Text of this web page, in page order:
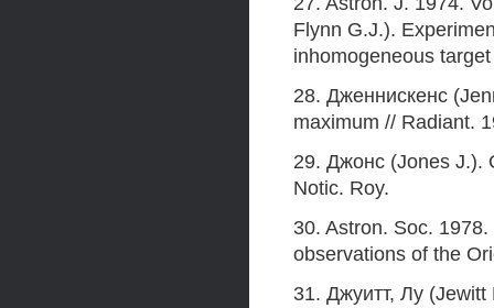
Flynn G.J.).
inhomogeneous
28. Дженнискенс
maximum // Radiant.
29. Джонс (Jones J.).
Notic. Roy.
30. Astron. Soc.
observations of the
31. Джуитт, Лу